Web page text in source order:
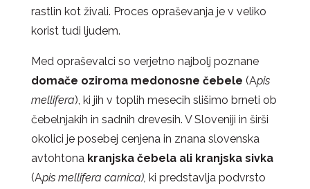
rastlin kot živali. Proces opraševanja je v veliko
korist tudi ljudem.
Med opraševalci so verjetno najbolj poznane
domače oziroma medonosne čebele (Apis
mellifera), ki jih v toplih mesecih slišimo brneti ob
čebelnjakih in sadnih drevesih. V Sloveniji in širši
okolici je posebej cenjena in znana slovenska
avtohtona kranjska čebela ali kranjska sivka
(Apis mellifera carnica), ki predstavlja podvrsto